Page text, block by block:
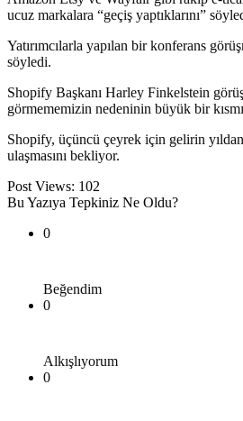
ucuz markalara “geçiş yaptıklarını”
Yatırımcılarla yapılan bir konferans
söyledi.
Shopify Başkanı Harley Finkelstein
görmememizin nedeninin büyük bir
Shopify, üçüncü çeyrek için gelirin
ulaşmasını bekliyor.
Post Views: 102
Bu Yazıya Tepkiniz Ne Oldu?
0
Beğendim
0
Alkışlıyorum
0